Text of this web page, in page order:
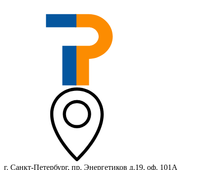
г. Санкт-Петербург, пр. Энергетиков д.19, оф. 101А